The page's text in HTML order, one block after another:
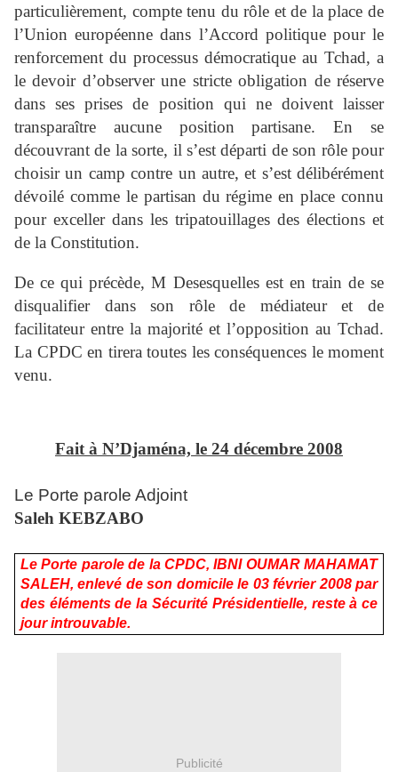
particulièrement, compte tenu du rôle et de la place de
l’Union européenne dans l’Accord politique pour le
renforcement du processus démocratique au Tchad, a
le devoir d’observer une stricte obligation de réserve
dans ses prises de position qui ne doivent laisser
transparaître aucune position partisane. En se
découvrant de la sorte, il s’est départi de son rôle pour
choisir un camp contre un autre, et s’est délibérément
dévoilé comme le partisan du régime en place connu
pour exceller dans les tripatouillages des élections et
de la Constitution.
De ce qui précède, M Desesquelles est en train de se
disqualifier dans son rôle de médiateur et de
facilitateur entre la majorité et l’opposition au Tchad.
La CPDC en tirera toutes les conséquences le moment
venu.
Fait à N’Djaména, le 24 décembre 2008
Le Porte parole Adjoint
Saleh KEBZABO
Le Porte parole de la CPDC, IBNI OUMAR MAHAMAT
SALEH, enlevé de son domicile le 03 février 2008 par
des éléments de la Sécurité Présidentielle, reste à ce
jour introuvable.
Publicité